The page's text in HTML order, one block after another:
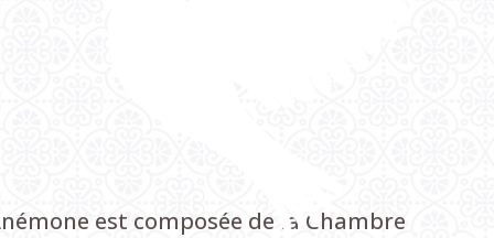
est composée de la Chambre